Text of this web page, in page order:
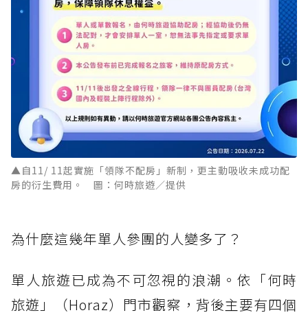
▲自11/ 11起實施「領隊不配房」新制，更主動吸收未成功配
房的衍生費用。 圖：何時旅遊／提供
為什麼這幾年單人參團的人變多了？
單人旅遊已成為不可忽視的浪潮。依「何時
旅遊」（Horaz）門市觀察，背後主要有四個